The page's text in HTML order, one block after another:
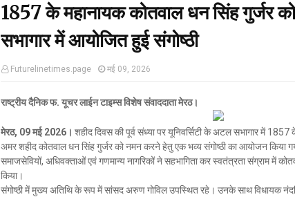
1857 के महानायक कोतवाल धन सिंह गुर्जर
सभागार में आयोजित हुई संगोष्ठी
Futurelinetimes.page मई 09, 2026
राष्ट्रीय दैनिक फ. यूचर लाईन टाइम्स विशेष संवाददाता मेरठ।
मेरठ, 09 मई 2026। शहीद दिवस की पूर्व संध्या पर यूनिवर्सिटी के अटल सभागार में
अमर शहीद कोतवाल धन सिंह गुर्जर को नमन करने हेतु एक भव्य संगोष्ठी का आयोजन किया
समाजसेवियों, अधिवक्ताओं एवं गणमान्य नागरिकों ने सहभागिता कर स्वतंत्रता संग्राम में
किया।
संगोष्ठी में मुख्य अतिथि के रूप में सांसद अरुण गोविल उपस्थित रहे। उनके साथ विधायक